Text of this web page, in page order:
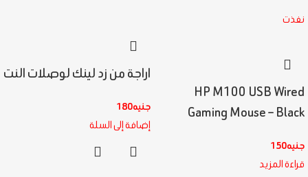
نفذت
HP M100 USB Wired
Gaming Mouse – Black
جنيه150
قراءة المزيد
اراجة من زد لينك لوصلات النت
جنيه180
إضافة إلى السلة